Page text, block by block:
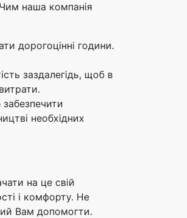
наша компанія
дорогоцінні години.
заздалегідь, щоб в
необхідних
на це свій
і комфорту. Не
Вам допомогти.